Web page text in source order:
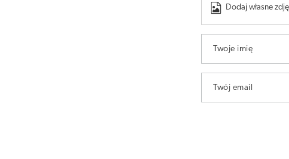
Dodaj własne
Twoje imię
Twój email